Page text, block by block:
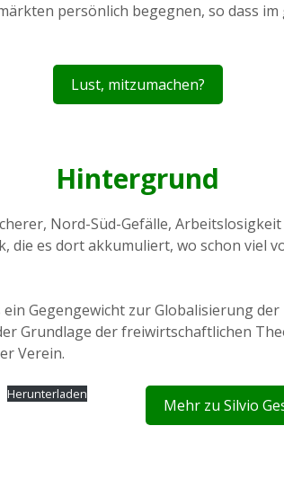
persönlich begegnen, so dass
Lust, mitzumachen?
Hintergrund
Nord-Süd-Gefälle,
die es dort akkumuliert, wo schon viel
Gegengewicht zur Globalisierung
Grundlage der freiwirtschaftlichen
Verein.
Herunterladen
Mehr zu Silvio